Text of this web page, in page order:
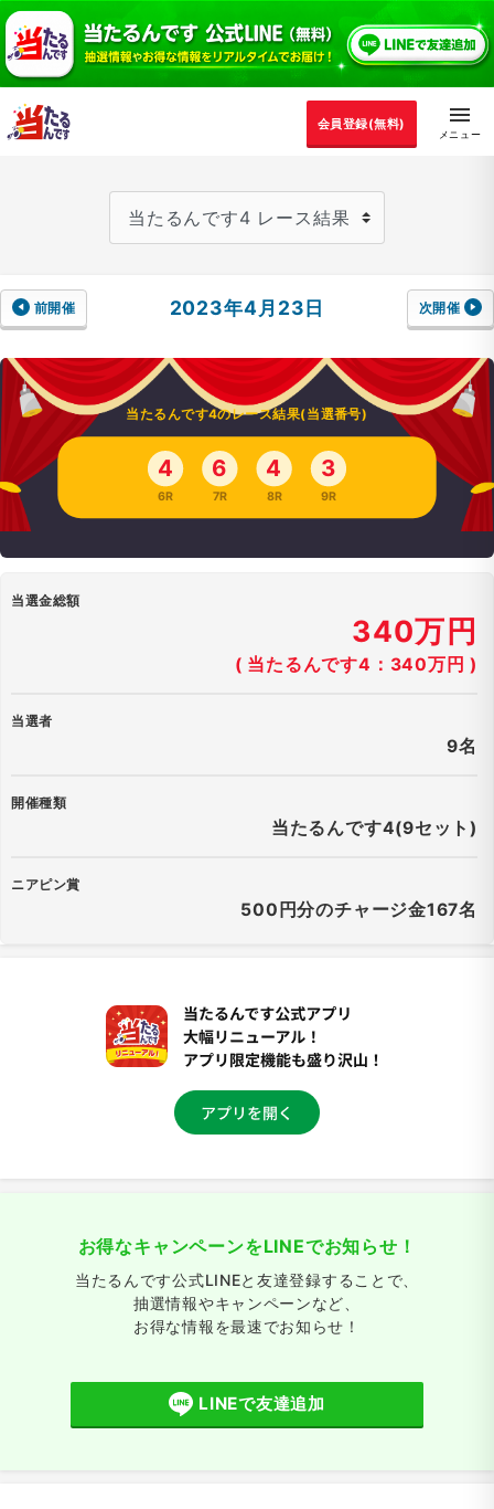
会員登録(無料)
前開催 2023年4月23日 次開催
当たるんです4のレース結果(当選番号)
4
6R
6
7R
4
8R
3
9R
当選金総額
340万円
( 当たるんです4：340万円 )
当選者
9名
開催種類
当たるんです4(9セット)
ニアピン賞
500円分のチャージ金167名
お得なキャンペーンをLINEでお知らせ！
当たるんです公式LINEと友達登録することで、
抽選情報やキャンペーンなど、
お得な情報を最速でお知らせ！
LINEで友達追加